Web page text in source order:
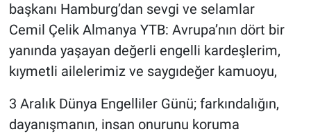
başkanı Hamburg’dan sevgi ve selamlar
Cemil Çelik Almanya YTB: Avrupa’nın dört bir
yanında yaşayan değerli engelli kardeşlerim,
kıymetli ailelerimiz ve saygıdeğer kamuoyu,
3 Aralık Dünya Engelliler Günü; farkındalığın,
dayanışmanın, insan onurunu koruma